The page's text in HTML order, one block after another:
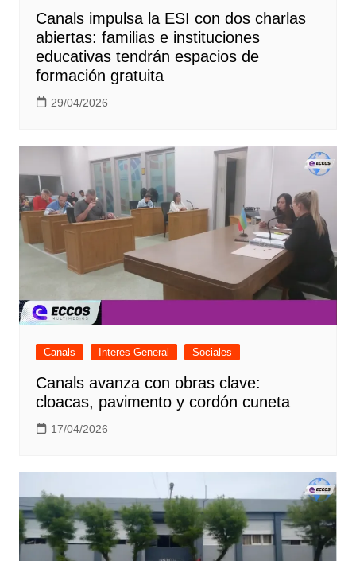
Canals impulsa la ESI con dos charlas
abiertas: familias e instituciones
educativas tendrán espacios de
formación gratuita
29/04/2026
Canals Interes General Sociales
Canals avanza con obras clave:
cloacas, pavimento y cordón cuneta
17/04/2026